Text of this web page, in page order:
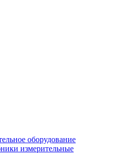
оборудование
измерительные